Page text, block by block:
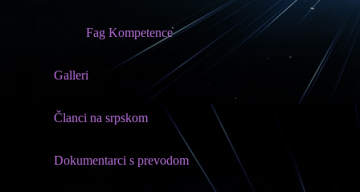
Fag Kompetence
Galleri
Članci na srpskom
Dokumentarci s prevodom